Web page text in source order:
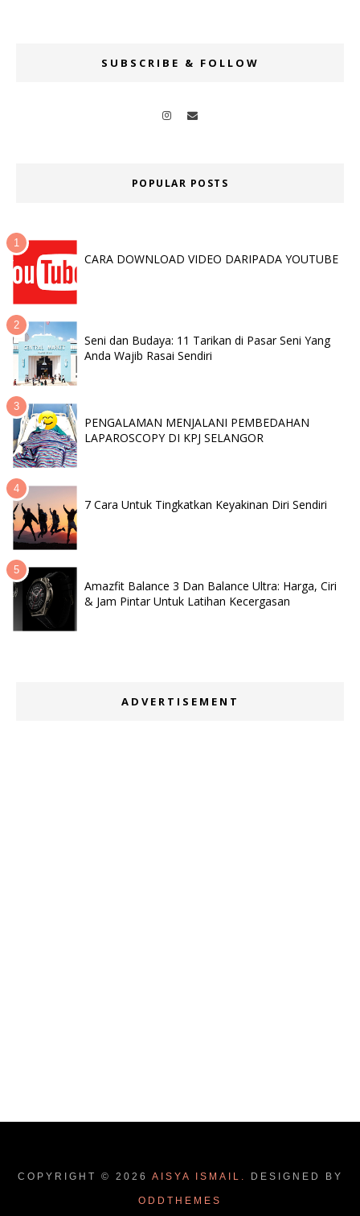
SUBSCRIBE & FOLLOW
POPULAR POSTS
CARA DOWNLOAD VIDEO DARIPADA YOUTUBE
Seni dan Budaya: 11 Tarikan di Pasar Seni Yang
Anda Wajib Rasai Sendiri
PENGALAMAN MENJALANI PEMBEDAHAN
LAPAROSCOPY DI KPJ SELANGOR
7 Cara Untuk Tingkatkan Keyakinan Diri Sendiri
Amazfit Balance 3 Dan Balance Ultra: Harga, Ciri
& Jam Pintar Untuk Latihan Kecergasan
ADVERTISEMENT
COPYRIGHT © 2026 AISYA ISMAIL. DESIGNED BY
ODDTHEMES